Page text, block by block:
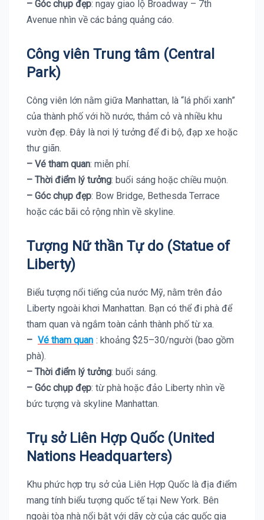
– Góc chụp đẹp: ngay giao lộ Broadway – 7th
Avenue nhìn về các bảng quảng cáo.
Công viên Trung tâm (Central
Park)
Công viên lớn nằm giữa Manhattan, là “lá phổi xanh”
của thành phố với hồ nước, thảm cỏ và nhiều khu
vườn đẹp. Đây là nơi lý tưởng để đi bộ, đạp xe hoặc
thư giãn.
– Vé tham quan: miễn phí.
– Thời điểm lý tưởng: buổi sáng hoặc chiều muộn.
– Góc chụp đẹp: Bow Bridge, Bethesda Terrace
hoặc các bãi cỏ rộng nhìn về skyline.
Tượng Nữ thần Tự do (Statue of
Liberty)
Biểu tượng nổi tiếng của nước Mỹ, nằm trên đảo
Liberty ngoài khơi Manhattan. Bạn có thể đi phà để
tham quan và ngắm toàn cảnh thành phố từ xa.
– Vé tham quan : khoảng $25–30/người (bao gồm
phà).
– Thời điểm lý tưởng: buổi sáng.
– Góc chụp đẹp: từ phà hoặc đảo Liberty nhìn về
bức tượng và skyline Manhattan.
Trụ sở Liên Hợp Quốc (United
Nations Headquarters)
Khu phức hợp trụ sở của Liên Hợp Quốc là địa điểm
mang tính biểu tượng quốc tế tại New York. Bên
ngoài tòa nhà nổi bật với dãy cờ của các quốc gia